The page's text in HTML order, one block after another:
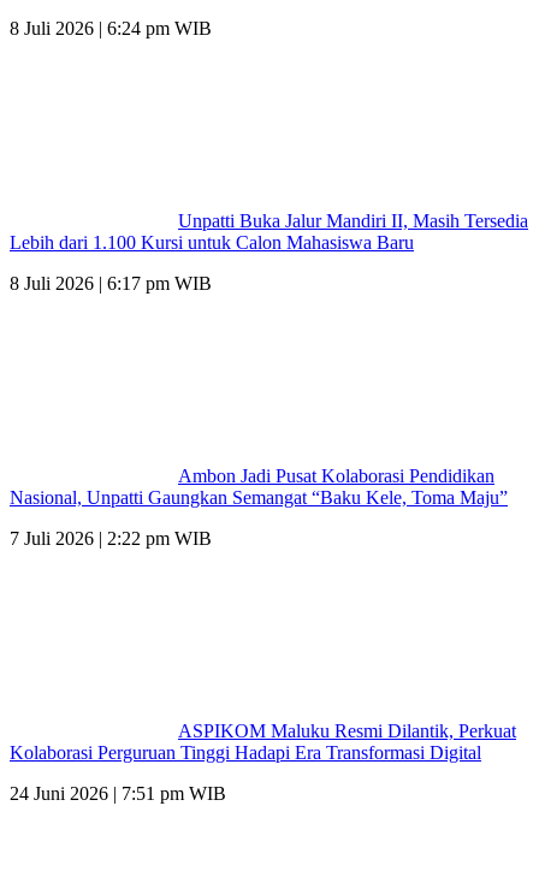
8 Juli 2026 | 6:24 pm WIB
Unpatti Buka Jalur Mandiri II, Masih Tersedia
Lebih dari 1.100 Kursi untuk Calon Mahasiswa Baru
8 Juli 2026 | 6:17 pm WIB
Ambon Jadi Pusat Kolaborasi Pendidikan
Nasional, Unpatti Gaungkan Semangat “Baku Kele, Toma Maju”
7 Juli 2026 | 2:22 pm WIB
ASPIKOM Maluku Resmi Dilantik, Perkuat
Kolaborasi Perguruan Tinggi Hadapi Era Transformasi Digital
24 Juni 2026 | 7:51 pm WIB